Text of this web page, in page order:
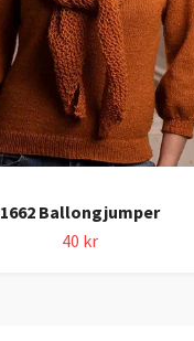
1662 Ballongjumper
40 kr